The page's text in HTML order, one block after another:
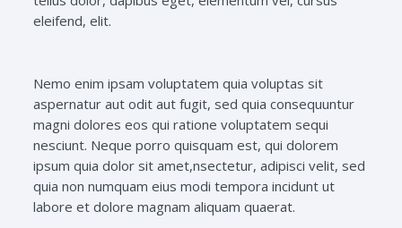
eleifend, elit.
Nemo enim ipsam voluptatem quia voluptas sit
aspernatur aut odit aut fugit, sed quia consequuntur
magni dolores eos qui ratione voluptatem sequi
nesciunt. Neque porro quisquam est, qui dolorem
ipsum quia dolor sit amet,nsectetur, adipisci velit, sed
quia non numquam eius modi tempora incidunt ut
labore et dolore magnam aliquam quaerat.